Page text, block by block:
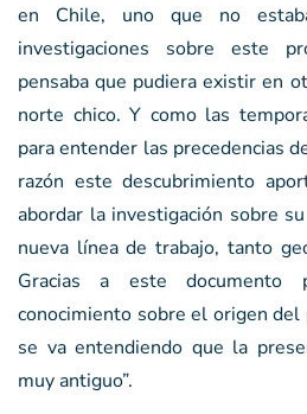
en Chile, uno que no
investigaciones sobre este
pensaba que pudiera existir en
norte chico. Y como las
para entender las precedencias
razón este descubrimiento
abordar la investigación sobre
nueva línea de trabajo, tanto
Gracias a este documento
conocimiento sobre el origen del
se va entendiendo que la
muy antiguo”.